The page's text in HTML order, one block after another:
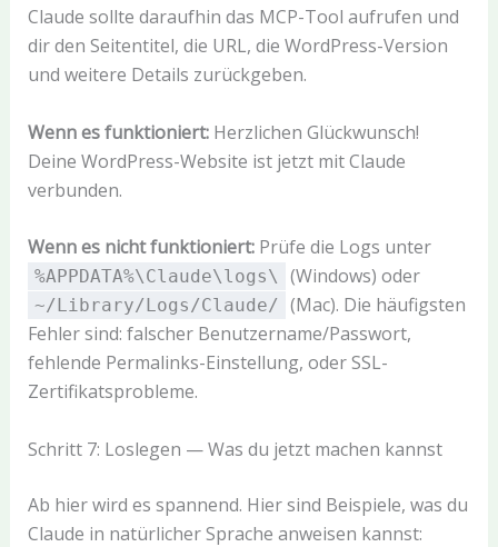
Claude sollte daraufhin das MCP-Tool aufrufen und
dir den Seitentitel, die URL, die WordPress-Version
und weitere Details zurückgeben.
Wenn es funktioniert:Herzlichen Glückwunsch!
Deine WordPress-Website ist jetzt mit Claude
verbunden.
Wenn es nicht funktioniert:Prüfe die Logs unter
%APPDATA%\Claude\logs\ (Windows) oder
~/Library/Logs/Claude/
(Mac). Die häufigsten
Fehler sind: falscher Benutzername/Passwort,
fehlende Permalinks-Einstellung, oder SSL-
Zertifikatsprobleme.
Schritt 7: Loslegen — Was du jetzt machen kannst
Ab hier wird es spannend. Hier sind Beispiele, was du
Claude in natürlicher Sprache anweisen kannst: